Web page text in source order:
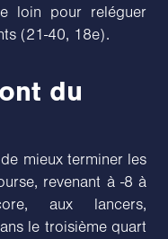
loin pour reléguer
(21-40, 18e).
du
mieux terminer les
revenant à -8 à
aux lancers,
le troisième quart